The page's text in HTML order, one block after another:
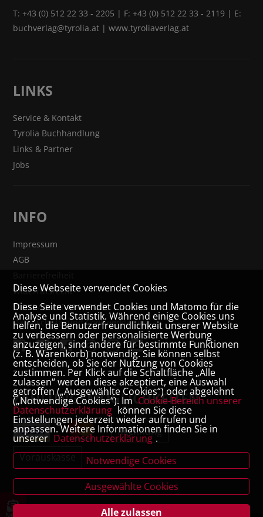
T:+43 (0) 512 22 33 - 2205 | F: +43 (0) 512 22 33 - 2119 | E:
buchverlag@tyrolia.at |www.tyroliaverlag.at
LINKS
Service & Kontakt
Tyrolia Buchhandlung
Links & Partner
Jobs
INFO
Impressum
AGB
Widerrufsrecht
VERTRAG WIDERRUFEN
Datenschutz- und Cookieerklärung
ZAHLUNGSMÖGLICHKEITEN
Rechnung
Vorauskasse
Diese Webseite verwendet Cookies
Diese Seite verwendet Cookies und Matomo für die
Analyse und Statistik. Während einige Cookies uns
helfen, die Benutzerfreundlichkeit unserer Website
zu verbessern oder personalisierte Werbung
anzuzeigen, sind andere für bestimmte Funktionen
(z. B. Warenkorb) notwendig. Sie können selbst
entscheiden, ob Sie der Nutzung von Cookies
zustimmen. Per Klick auf die Schaltfläche „Alle
zulassen“ werden diese akzeptiert, eine Auswahl
getroffen („Ausgewählte Cookies“) oder abgelehnt
(„Notwendige Cookies“). Im Cookie-Bereich unserer
Datenschutzerklärung können Sie diese
Einstellungen jederzeit wieder aufrufen und
anpassen. Weitere Informationen finden Sie in
unserer Datenschutzerklärung .
Notwendige Cookies
Ausgewählte Cookies
Alle zulassen